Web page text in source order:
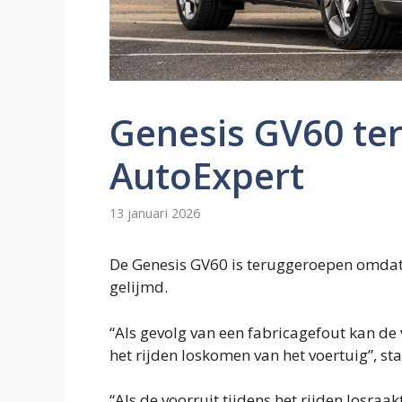
Genesis GV60
AutoExpert
13 januari 2026
De Genesis GV60 is teruggeroepen
gelijmd.
“Als gevolg van een fabricagefout kan
het rijden loskomen van het voertuig”,